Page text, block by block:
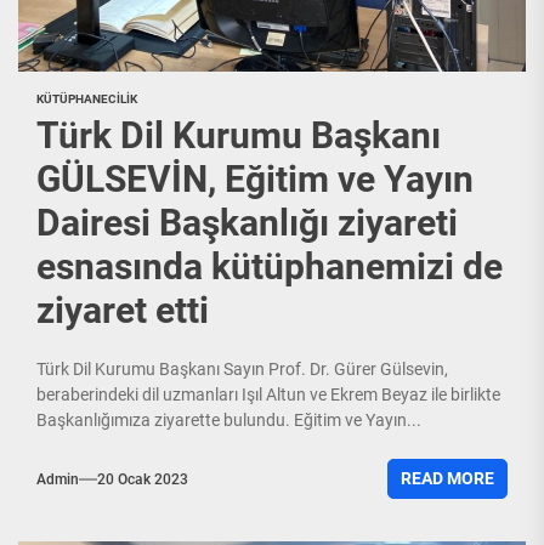
KÜTÜPHANECILIK
Türk Dil Kurumu Başkanı
GÜLSEVİN, Eğitim ve Yayın
Dairesi Başkanlığı ziyareti
esnasında kütüphanemizi de
ziyaret etti
Türk Dil Kurumu Başkanı Sayın Prof. Dr. Gürer Gülsevin,
beraberindeki dil uzmanları Işıl Altun ve Ekrem Beyaz ile birlikte
Başkanlığımıza ziyarette bulundu. Eğitim ve Yayın...
Admin 20 Ocak 2023 READ MORE